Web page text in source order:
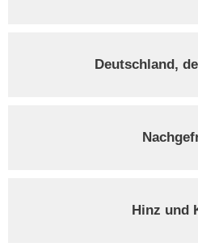
Deutschland,
Hinz und